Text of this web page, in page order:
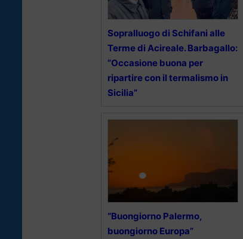
Sopralluogo di Schifani alle
Terme di Acireale. Barbagallo:
“Occasione buona per
ripartire con il termalismo in
Sicilia”
“Buongiorno Palermo,
buongiorno Europa”